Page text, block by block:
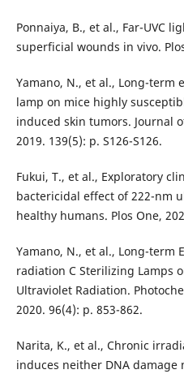
Ponnaiya, B., et al., Far-UVC
superficial wounds in vivo.
Yamano, N., et al., Long-term
lamp on mice highly
induced skin tumors. Journal
2019. 139(5): p. S126-S126.
Fukui, T., et al., Exploratory
bactericidal effect of 222-nm
healthy humans. Plos One,
Yamano, N., et al., Long-term
radiation C Sterilizing Lamps
Ultraviolet Radiation.
2020. 96(4): p. 853-862.
Narita, K., et al., Chronic
induces neither DNA